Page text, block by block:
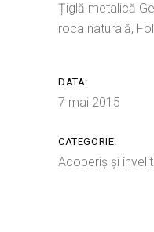
Țiglă metalică
roca naturală,
DATA:
7 mai 2015
CATEGORIE:
Acoperiș și